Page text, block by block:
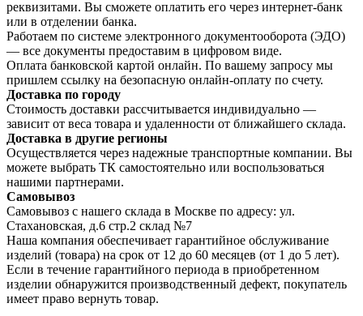
реквизитами. Вы сможете оплатить его через интернет-банк
или в отделении банка.
Работаем по системе электронного документооборота (ЭДО)
— все документы предоставим в цифровом виде.
Оплата банковской картой онлайн. По вашему запросу мы
пришлем ссылку на безопасную онлайн-оплату по счету.
Доставка по городу
Стоимость доставки рассчитывается индивидуально —
зависит от веса товара и удаленности от ближайшего склада.
Доставка в другие регионы
Осуществляется через надежные транспортные компании. Вы
можете выбрать ТК самостоятельно или воспользоваться
нашими партнерами.
Самовывоз
Самовывоз с нашего склада в Москве по адресу: ул.
Стахановская, д.6 стр.2 склад №7
Наша компания обеспечивает гарантийное обслуживание
изделий (товара) на срок от 12 до 60 месяцев (от 1 до 5 лет).
Если в течение гарантийного периода в приобретенном
изделии обнаружится производственный дефект, покупатель
имеет право вернуть товар.